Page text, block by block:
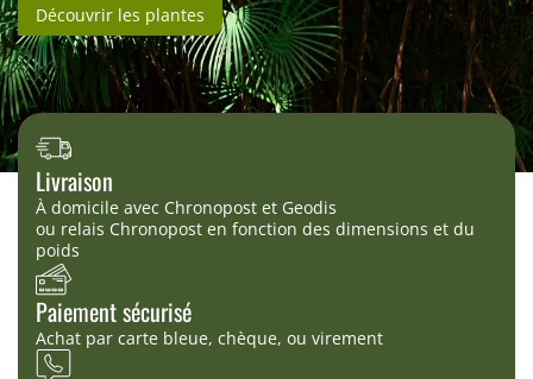
Découvrir les plantes
Livraison
À domicile avec Chronopost et Geodis
ou relais Chronopost en fonction des dimensions et du
poids
Paiement sécurisé
Achat par carte bleue, chèque, ou virement